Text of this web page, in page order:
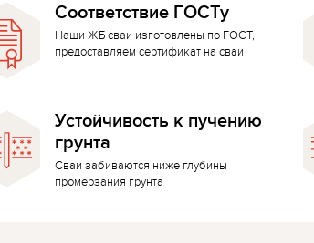
Соответствие ГОСТу
Наши ЖБ сваи изготовлены по ГОСТ,
предоставляем сертификат на сваи
Устойчивость к пучению
грунта
Сваи забиваются ниже глубины
промерзания грунта